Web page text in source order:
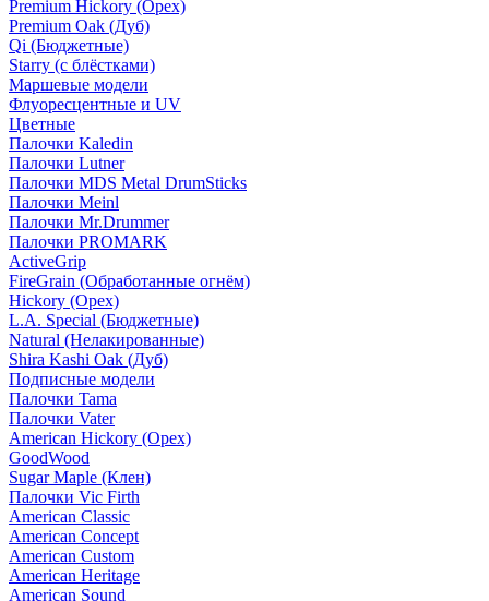
Premium Hickory (Орех)
Premium Oak (Дуб)
Qi (Бюджетные)
Starry (с блёстками)
Маршевые модели
Флуоресцентные и UV
Цветные
Палочки Kaledin
Палочки Lutner
Палочки MDS Metal DrumSticks
Палочки Meinl
Палочки Mr.Drummer
Палочки PROMARK
ActiveGrip
FireGrain (Обработанные огнём)
Hickory (Орех)
L.A. Special (Бюджетные)
Natural (Нелакированные)
Shira Kashi Oak (Дуб)
Подписные модели
Палочки Tama
Палочки Vater
American Hickory (Орех)
GoodWood
Sugar Maple (Клен)
Палочки Vic Firth
American Classic
American Concept
American Custom
American Heritage
American Sound